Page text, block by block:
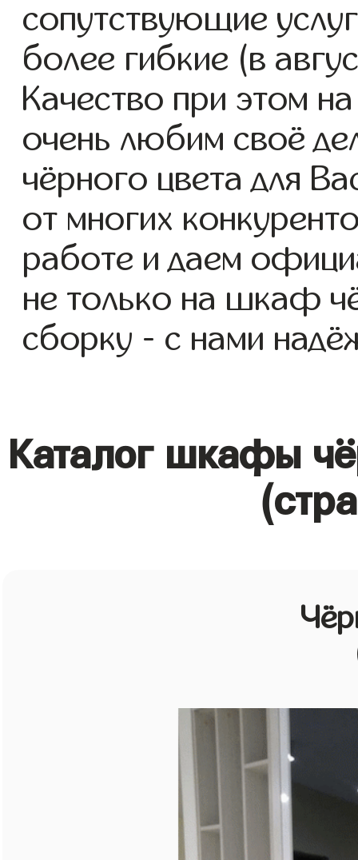
сопутствующие
более гибкие (в
Качество при этом
очень любим своё
чёрного цвета для
от многих
работе и даем
не только на шкаф
сборку - с нами
Каталог шкафы